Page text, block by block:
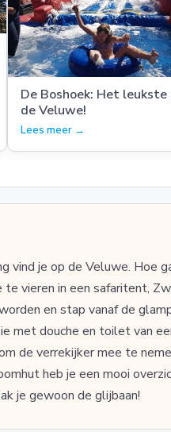
De Boshoek: Het leukste
de Veluwe!
Lees meer →
vind je op de Veluwe. Hoe
vieren in een safaritent,
en stap vanaf de
met douche en toilet van
de verrekijker mee te
heb je een mooi
je gewoon de glijbaan!